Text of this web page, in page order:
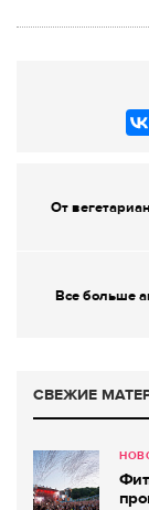
От
Все больше
СВЕЖИЕ